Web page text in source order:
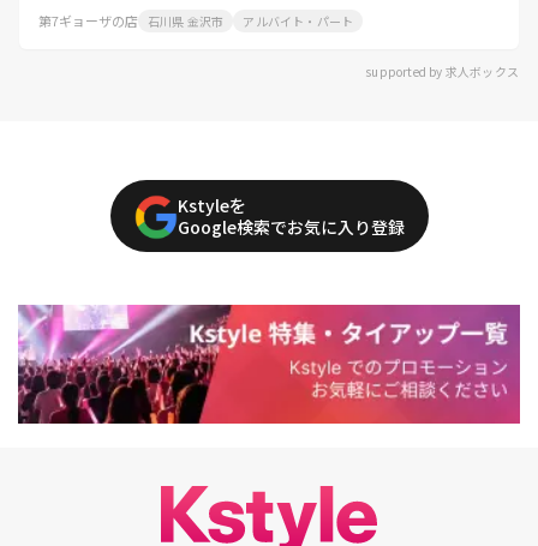
第7ギョーザの店 石川県 金沢市 アルバイト・パート
supported by 求人ボックス
Kstyleを
Google検索でお気に入り登録